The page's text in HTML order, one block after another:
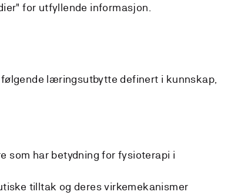
for utfyllende informasjon.
læringsutbytte definert i kunnskap,
som har betydning for fysioterapi i
tilltak og deres virkemekanismer